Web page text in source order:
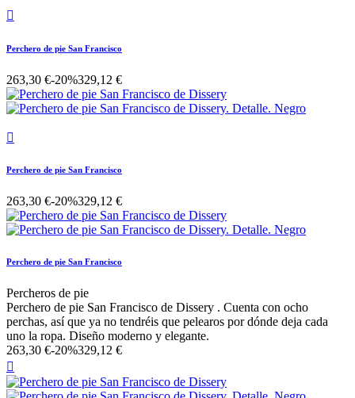

Perchero de pie San Francisco
263,30 €-20%329,12 €

Perchero de pie San Francisco
263,30 €-20%329,12 €
Perchero de pie San Francisco
Percheros de pie
Perchero de pie San Francisco de Dissery . Cuenta con ocho
perchas, así que ya no tendréis que pelearos por dónde deja cada
uno la ropa. Diseño moderno y elegante.
263,30 €-20%329,12 €
